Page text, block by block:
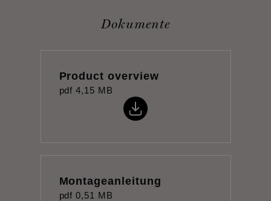
Dokumente
Product overview
pdf 4,15 MB
Montageanleitung
pdf 0,51 MB